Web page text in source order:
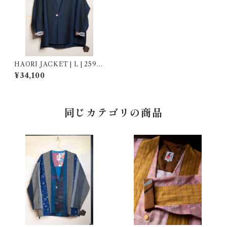
HAORI JACKET | L | 2590
07
¥34,100
同じカテゴリの商品